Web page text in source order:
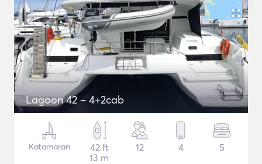
Lagoon 42 – 4+2cab
Katamaran
42 ft
13 m
12 4 5